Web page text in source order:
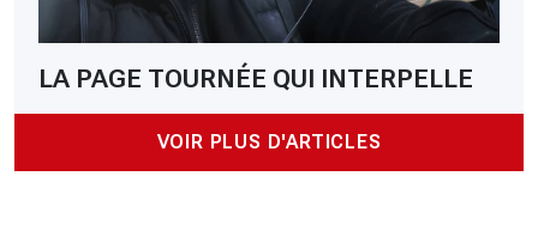
LA PAGE TOURNÉE QUI INTERPELLE
VOIR PLUS D'ARTICLES